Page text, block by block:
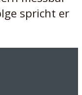
spricht er